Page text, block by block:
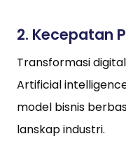
2. Kecepatan
Transformasi
Artificial
model bisnis
lanskap industri.